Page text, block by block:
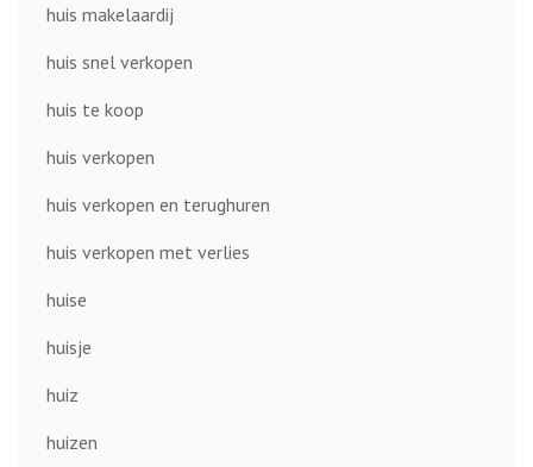
huis makelaardij
huis snel verkopen
huis te koop
huis verkopen
huis verkopen en terughuren
huis verkopen met verlies
huise
huisje
huiz
huizen